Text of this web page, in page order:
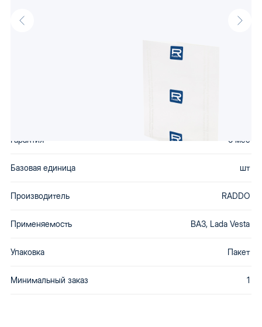
Гарантия 6 мес
Базовая единица шт
Производитель RADDO
Применяемость ВАЗ, Lada Vesta
Упаковка Пакет
Минимальный заказ 1